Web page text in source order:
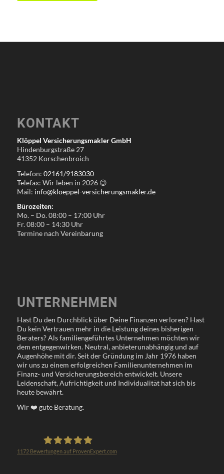
KONTAKT
Klöppel Versicherungsmakler GmbH
Hindenburgstraße 27
41352 Korschenbroich
Telefon: 02161/9183030
Telefax: Wir leben in 2026 😉
Mail: info@kloeppel-versicherungsmakler.de
Bürozeiten:
Mo. – Do. 08:00 – 17:00 Uhr
Fr. 08:00 – 14:30 Uhr
Termine nach Vereinbarung
UNTERNEHMEN
Hast Du den Durchblick über Deine Finanzen verloren? Hast
Du kein Vertrauen mehr in die Leistung deines bisherigen
Beraters? Als familiengeführtes Unternehmen möchten wir
dem entgegenwirken. Neutral, anbieterunabhängig und auf
Augenhöhe mit dir. Seit der Gründung im Jahr 1976 haben
wir uns zu einem erfolgreichen Familienunternehmen im
Finanz- und Versicherungsbereich entwickelt. Unsere
Leidenschaft, Aufrichtigkeit und Individualität hat sich bis
heute bewährt.
Wir❤️ gute Beratung.
1172Bewertungen auf ProvenExpert.com